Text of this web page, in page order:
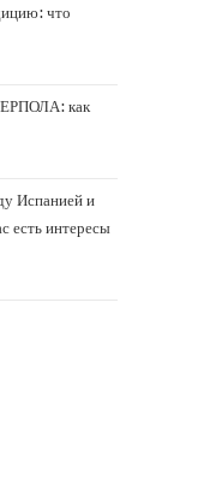
что
как
Испанией и
есть интересы